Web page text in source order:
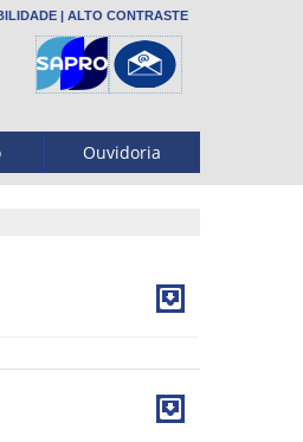
| ALTO CONTRASTE
Ouvidoria

